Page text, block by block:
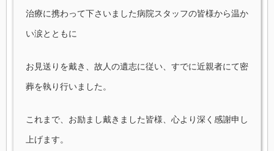
治療に携わって下さいました病院スタッフの皆様から温か
い涙とともに
お見送りを戴き、故人の遺志に従い、すでに近親者にて密
葬を執り行いました。
これまで、お励まし戴きました皆様、心より深く感謝申し
上げます。